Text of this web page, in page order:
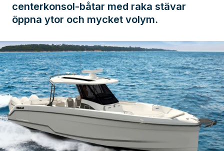
centerkonsol-båtar med raka stävar
öppna ytor och mycket volym.